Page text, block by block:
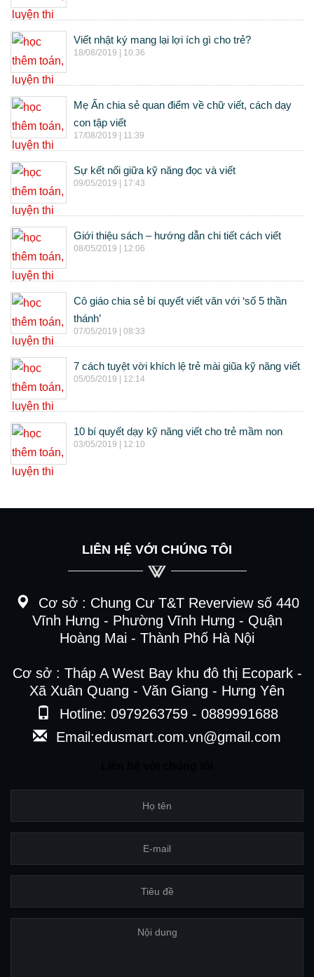
Viết nhật ký mang lại lợi ích gì cho trẻ?
18/08/2019 | 10:36
Mẹ Ấn chia sẻ quan điểm về chữ viết, cách dạy
con tập viết
17/08/2019 | 11:39
Sự kết nối giữa kỹ năng đọc và viết
09/05/2019 | 17:43
Giới thiệu sách – hướng dẫn chi tiết cách viết
08/05/2019 | 12:06
Cô giáo chia sẻ bí quyết viết văn với ‘số 5 thần
thánh’
07/05/2019 | 08:33
7 cách tuyệt vời khích lệ trẻ mài giũa kỹ năng viết
05/05/2019 | 12:14
10 bí quyết dạy kỹ năng viết cho trẻ mầm non
03/05/2019 | 12:10
LIÊN HỆ VỚI CHÚNG TÔI
Cơ sở : Chung Cư T&T Reverview số 440
Vĩnh Hưng - Phường Vĩnh Hưng - Quận
Hoàng Mai - Thành Phố Hà Nội
Cơ sở : Tháp A West Bay khu đô thị Ecopark -
Xã Xuân Quang - Văn Giang - Hưng Yên
Hotline: 0979263759 - 0889991688
Email:edusmart.com.vn@gmail.com